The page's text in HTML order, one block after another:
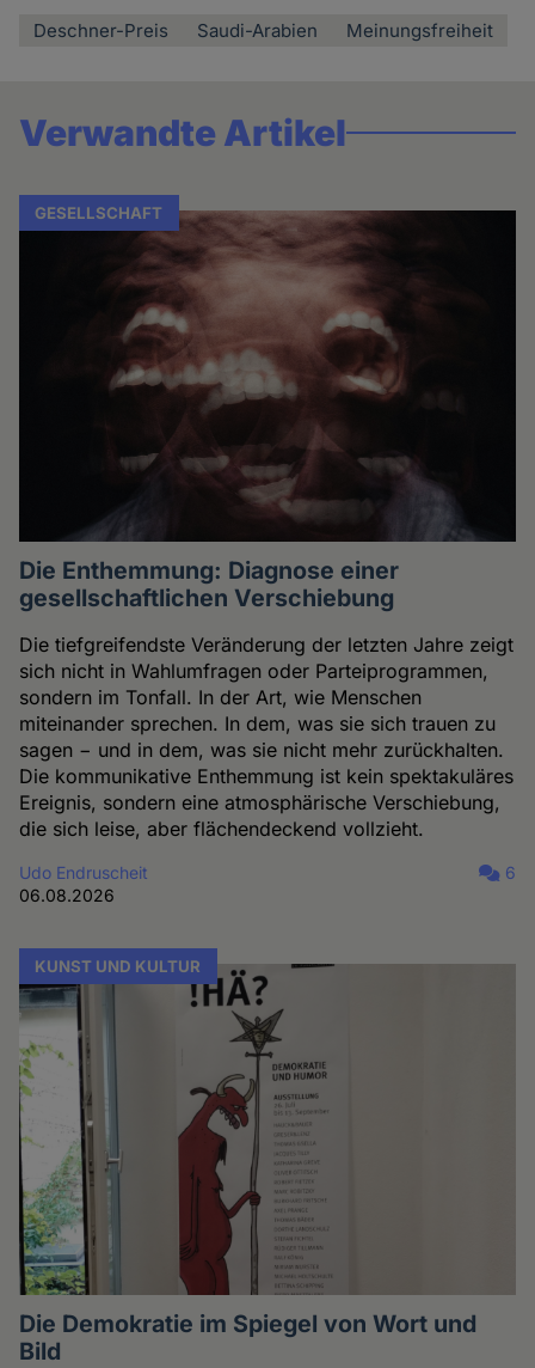
Deschner-Preis Saudi-Arabien Meinungsfreiheit
Verwandte Artikel
GESELLSCHAFT
Die Enthemmung: Diagnose einer
gesellschaftlichen Verschiebung
Die tiefgreifendste Veränderung der letzten Jahre zeigt
sich nicht in Wahlumfragen oder Parteiprogrammen,
sondern im Tonfall. In der Art, wie Menschen
miteinander sprechen. In dem, was sie sich trauen zu
sagen − und in dem, was sie nicht mehr zurückhalten.
Die kommunikative Enthemmung ist kein spektakuläres
Ereignis, sondern eine atmosphärische Verschiebung,
die sich leise, aber flächendeckend vollzieht.
Udo Endruscheit
06.08.2026
6
KUNST UND KULTUR
Die Demokratie im Spiegel von Wort und
Bild